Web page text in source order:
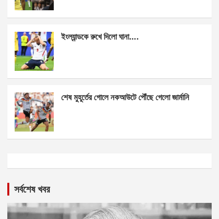
ইংল্যান্ডকে রুখে দিলো ঘানা….
শেষ মুহূর্তের গোলে নকআউটে পৌঁছে গেলো জার্মানি
সর্বশেষ খবর